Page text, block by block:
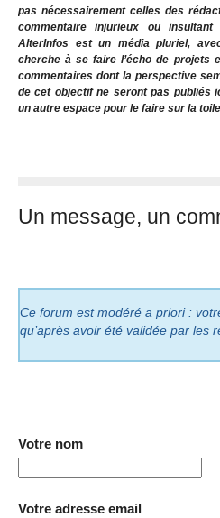
pas nécessairement celles des
commentaire injurieux ou
AlterInfos est un média pluriel,
cherche à se faire l’écho de projets
commentaires dont la perspective
de cet objectif ne seront pas publiés
un autre espace pour le faire sur la
Un message, un
Ce forum est modéré a priori :
qu’après avoir été validée par les
Votre nom
Votre adresse email